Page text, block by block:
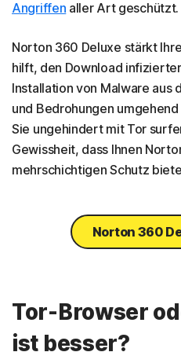
Angriffen aller Art geschützt.
Norton 360 Deluxe stärkt
hilft, den Download
Installation von Malware aus
und Bedrohungen
Sie ungehindert mit Tor
Gewissheit, dass Ihnen
mehrschichtigen Schutz
Norton 360
Tor-Browser
ist besser?